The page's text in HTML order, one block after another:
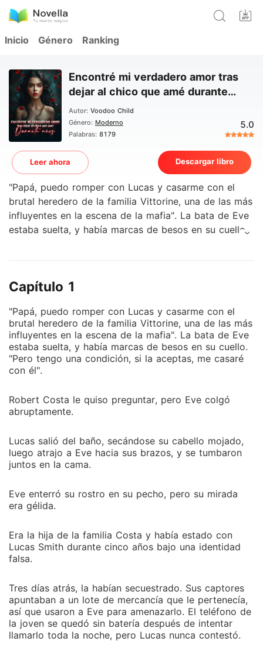
Inicio Género Ranking
Encontré mi verdadero amor tras
dejar al chico que amé durante
años
Autor: Voodoo Child
Género: Moderno
Palabras: 8179
5.0
Leer ahora Descargar libro
"Papá, puedo romper con Lucas y casarme con el
brutal heredero de la familia Vittorine, una de las más
influyentes en la escena de la mafia". La bata de Eve
estaba suelta, y había marcas de besos en su cuello.
su cabello mojado, luego atrajo a Eve hacia sus
su rostro en su pecho, pero su mirada era gélida. Era
la hija de la familia Costa y había estado con Lucas
Smith durante cinco años bajo una identidad falsa.
Tres días atrás, la habían secuestrado. Sus captores
apuntaban a un lote de mercancía que le pertenecía,
la joven se quedó sin batería después de intentar
llamarlo toda la noche, pero Lucas nunca contestó.
herida. Luego, fue salvada por el jefe de su familia,
escapando por poco de la muerte. Esa misma noche,
Lucas estaba coqueteando con Alina, la hija ilegítima
faceta de Lucas y dejó de amarlo. Lucas le propuso
matrimonio, y Eve le había preparado un gran regalo:
Capítulo 1
"Papá, puedo romper con Lucas y casarme con el
brutal heredero de la familia Vittorine, una de las más
influyentes en la escena de la mafia". La bata de Eve
estaba suelta, y había marcas de besos en su cuello.
"Pero tengo una condición, si la aceptas, me casaré
con él".
Robert Costa le quiso preguntar, pero Eve colgó
abruptamente.
Lucas salió del baño, secándose su cabello mojado,
luego atrajo a Eve hacia sus brazos, y se tumbaron
juntos en la cama.
Eve enterró su rostro en su pecho, pero su mirada
era gélida.
Era la hija de la familia Costa y había estado con
Lucas Smith durante cinco años bajo una identidad
falsa.
Tres días atrás, la habían secuestrado. Sus captores
apuntaban a un lote de mercancía que le pertenecía,
así que usaron a Eve para amenazarlo. El teléfono de
la joven se quedó sin batería después de intentar
llamarlo toda la noche, pero Lucas nunca contestó.